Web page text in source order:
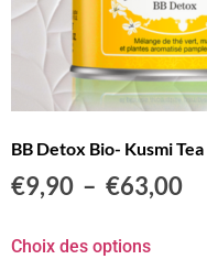
BB Detox Bio- Kusmi Tea
€9,90 – €63,00
Choix des options